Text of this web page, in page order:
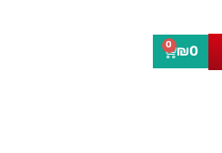
₪0
0